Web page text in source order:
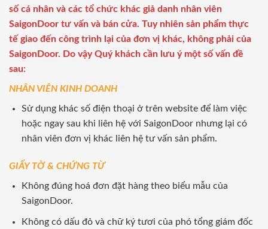
số cá nhân và các tổ chức khác giả danh nhân viên
SaigonDoor tư vấn và bán cửa. Tuy nhiên sản phẩm thực
tế giao đến công trình lại của đơn vị khác, không phải của
SaigonDoor. Do vậy Quý khách cần lưu ý một số vấn đề
sau:
NHÂN VIÊN KINH DOANH
Sử dụng khác số điện thoại ở trên website để làm việc
hoặc ngay sau khi liên hệ với SaigonDoor nhưng lại có
nhân viên đơn vị khác liên hệ tư vấn sản phẩm.
GIẤY TỜ & CHỨNG TỪ
Không đúng hoá đơn đặt hàng theo biểu mẫu của
SaigonDoor.
Không có dấu đỏ và chữ ký tươi của phó tổng giám đốc